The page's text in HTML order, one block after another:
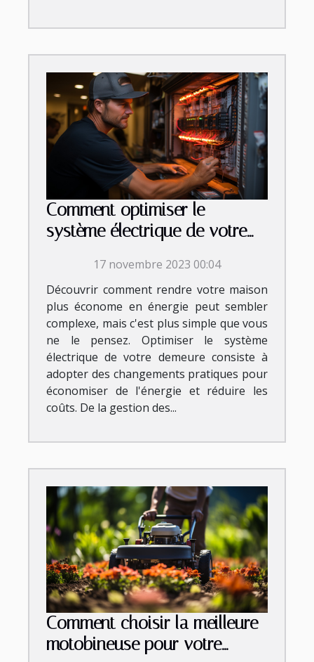
Comment optimiser le
système électrique de votre
17 novembre 2023 00:04
Découvrir comment rendre votre maison
plus économe en énergie peut sembler
complexe, mais c'est plus simple que vous
ne le pensez. Optimiser le système
électrique de votre demeure consiste à
adopter des changements pratiques pour
économiser de l'énergie et réduire les
coûts. De la gestion des...
Comment choisir la meilleure
motobineuse pour votre